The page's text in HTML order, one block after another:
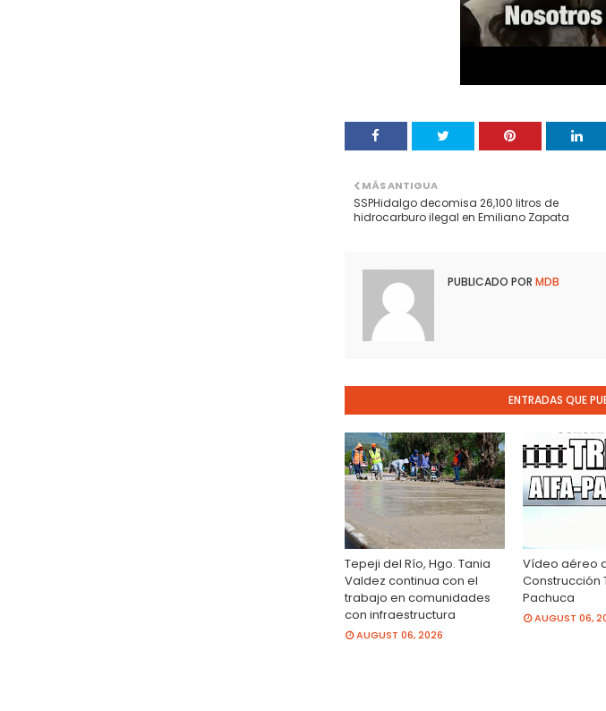
MÁS ANTIGUA
SSPHidalgo decomisa 26,100 litros de
hidrocarburo ilegal en Emiliano Zapata
PUBLICADO POR MDB
ENTRADAS QUE
Tepeji del Río, Hgo. Tania
Valdez continua con el
trabajo en comunidades
con infraestructura
AUGUST 06, 2026
Vídeo aéreo
Construcción
Pachuca
AUGUST 06,